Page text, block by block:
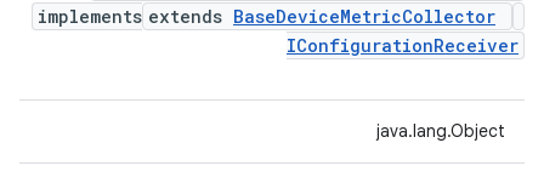
extends BaseDeviceMetricCollector
implements
IConfigurationReceiver
java.lang.Object